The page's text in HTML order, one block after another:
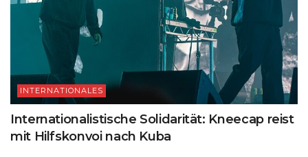
INTERNATIONALES
Internationalistische Solidarität: Kneecap reist
mit Hilfskonvoi nach Kuba